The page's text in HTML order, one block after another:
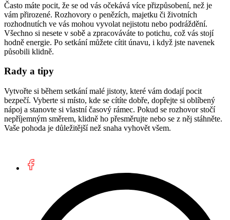
Často máte pocit, že se od vás očekává více přizpůsobení, než je
vám přirozené. Rozhovory o penězích, majetku či životních
rozhodnutích ve vás mohou vyvolat nejistotu nebo podráždění.
Všechno si nesete v sobě a zpracováváte to potichu, což vás stojí
hodně energie. Po setkání můžete cítit únavu, i když jste navenek
působili klidně.
Rady a tipy
Vytvořte si během setkání malé jistoty, které vám dodají pocit
bezpečí. Vyberte si místo, kde se cítíte dobře, dopřejte si oblíbený
nápoj a stanovte si vlastní časový rámec. Pokud se rozhovor stočí
nepříjemným směrem, klidně ho přesměrujte nebo se z něj stáhněte.
Vaše pohoda je důležitější než snaha vyhovět všem.